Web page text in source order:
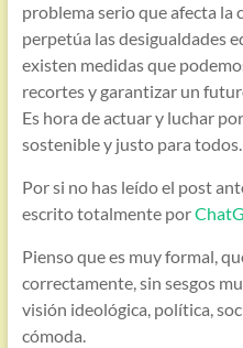
problema serio que afecta la
perpetúa las desigualdades
existen medidas que
recortes y garantizar un
Es hora de actuar y luchar
sostenible y justo para todos.
Por si no has leído el post
escrito totalmente por
Pienso que es muy formal,
correctamente, sin sesgos
visión ideológica, política,
cómoda.